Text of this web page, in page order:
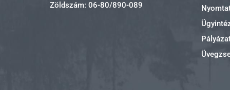
Zöldszám: 06-80/890-089